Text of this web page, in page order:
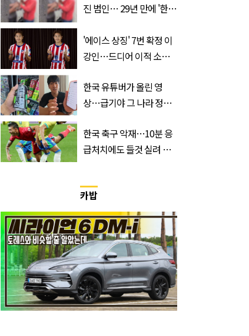
진 범인… 29년 만에 '한
'에이스 상징' 7번 확정 이
강인…드디어 이적 소감
한국 유튜버가 올린 영
상…급기야 그 나라 정부
한국 축구 악재…10분 응
급처치에도 들것 실려 이
카밥